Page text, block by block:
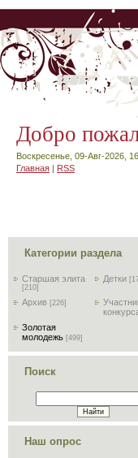
Добро
Воскресенье, 09-Авг-2026,
Главная | RSS
Категории раздела
Старшая элита
[210]
Детки
Архив [226]
Золотая
молодежь [499]
Поиск
Наш опрос